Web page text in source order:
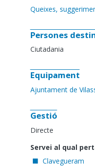
Queixes,
Persones
Ciutadania
Equipament
Ajuntament de
Gestió
Directe
Servei al qual
Clavegueram